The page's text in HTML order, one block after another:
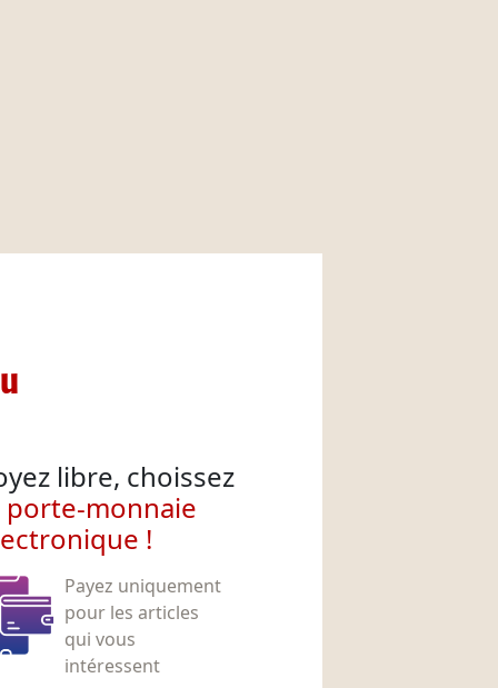
libre, choissez
porte-monnaie
!
Payez uniquement
pour les articles
qui vous
intéressent